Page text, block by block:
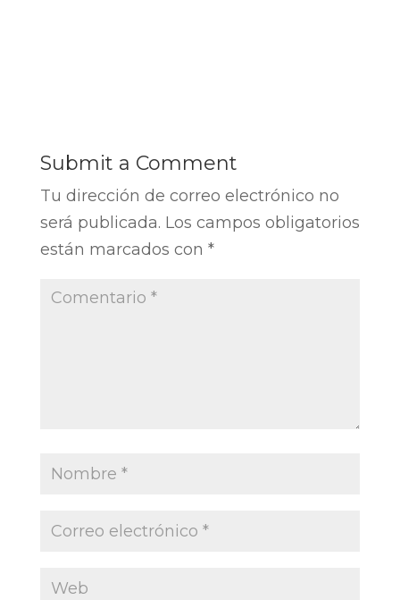
Submit a Comment
Tu dirección de correo electrónico no
será publicada. Los campos obligatorios
están marcados con *